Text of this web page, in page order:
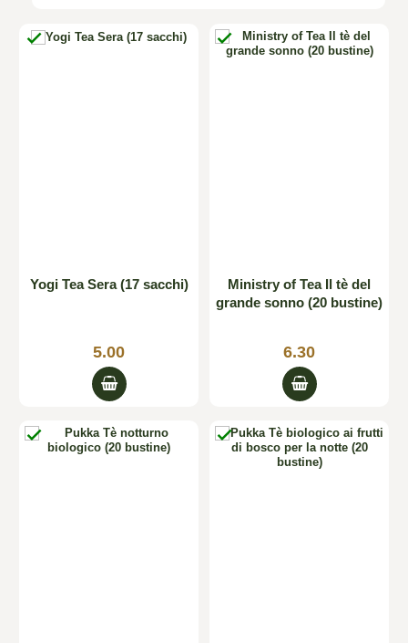

Yogi Tea Sera (17 sacchi)
5.00

Ministry of Tea Il tè del
grande sonno (20 bustine)
6.30
 